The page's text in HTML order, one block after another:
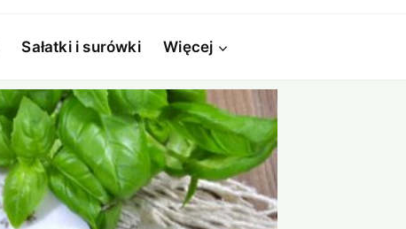
Sałatki i surówki Więcej